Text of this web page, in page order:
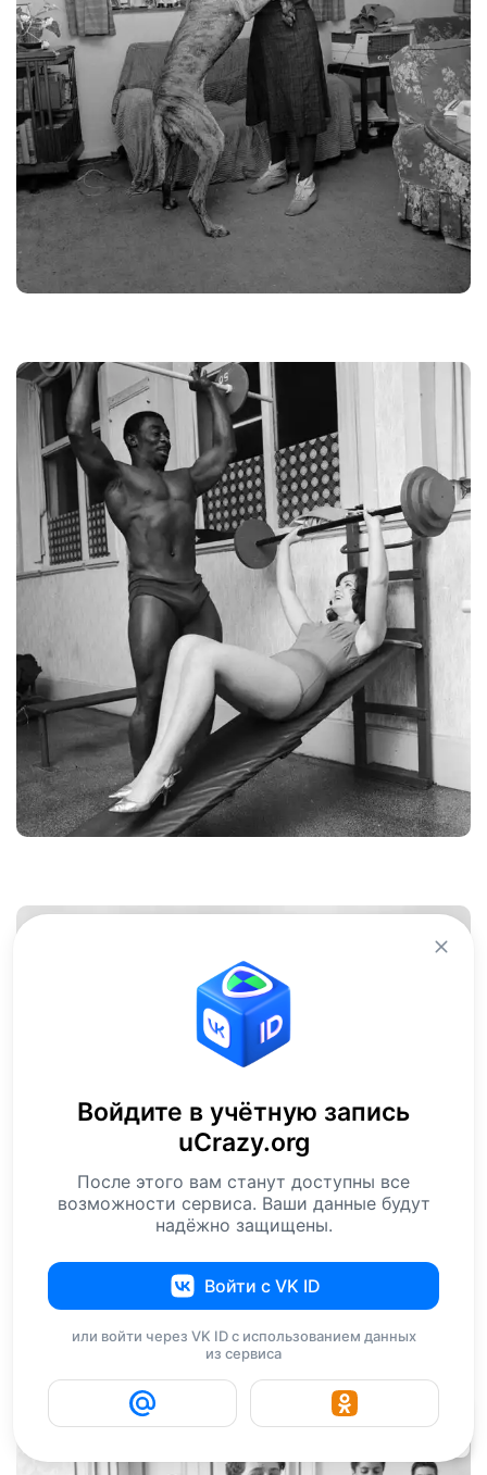
Войдите в учётную запись
uCrazy.org
После этого вам станут доступны все
возможности сервиса. Ваши данные будут
надёжно защищены.
Войти с VK ID
или войти через VK ID с использованием данных
из сервиса